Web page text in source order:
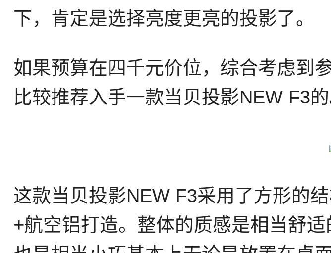
下，肯定是选择亮度更亮的投影了。
如果预算在四千元价位，综合考虑到
比较推荐入手一款当贝投影NEW F3的
这款当贝投影NEW F3采用了方形的
+航空铝打造。整体的质感是相当舒